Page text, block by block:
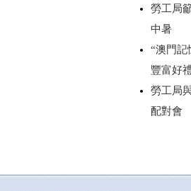
勞工局
中暑
“澳門記
豐富好
勞工局
配對會